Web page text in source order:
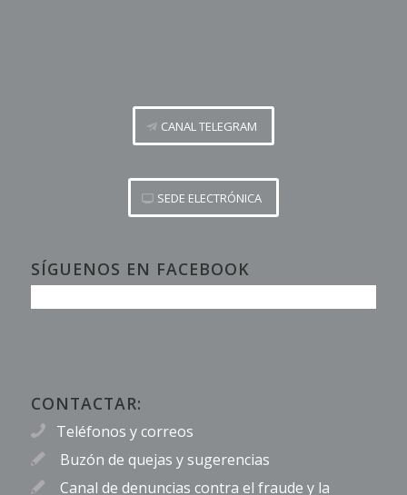
CANAL TELEGRAM
SEDE ELECTRÓNICA
SÍGUENOS EN FACEBOOK
CONTACTAR:
Teléfonos y correos
Buzón de quejas y sugerencias
Canal de denuncias contra el fraude y la